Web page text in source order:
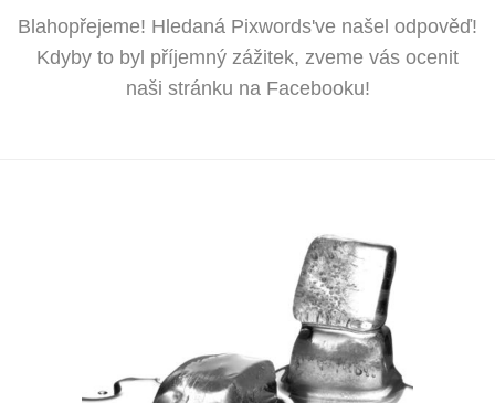
Blahopřejeme! Hledaná Pixwords've našel odpověď!
Kdyby to byl příjemný zážitek, zveme vás ocenit
naši stránku na Facebooku!